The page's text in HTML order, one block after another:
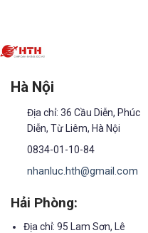
Hà Nội
Địa chỉ: 36 Cầu Diễn, Phúc
Diễn, Từ Liêm, Hà Nội
0834-01-10-84
nhanluc.hth@gmail.com
Hải Phòng:
Địa chỉ: 95 Lam Sơn, Lê